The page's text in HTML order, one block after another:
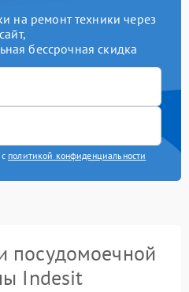
на ремонт техники через
сайт,
бессрочная скидка
политикой конфиденциальности
посудомоечной
Indesit